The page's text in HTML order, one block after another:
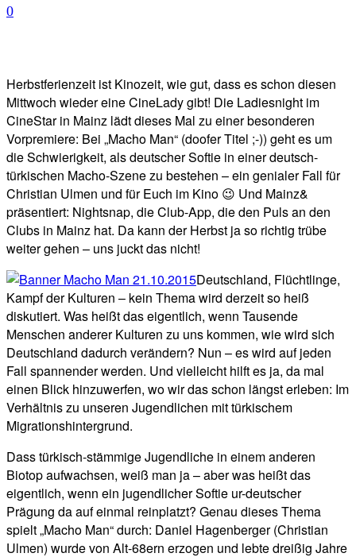
0
Herbstferienzeit ist Kinozeit, wie gut, dass es schon diesen
Mittwoch wieder eine CineLady gibt! Die Ladiesnight im
CineStar in Mainz lädt dieses Mal zu einer besonderen
Vorpremiere: Bei „Macho Man“ (doofer Titel ;-)) geht es um
die Schwierigkeit, als deutscher Softie in einer deutsch-
türkischen Macho-Szene zu bestehen – ein genialer Fall für
Christian Ulmen und für Euch im Kino 😉 Und Mainz&
präsentiert: Nightsnap, die Club-App, die den Puls an den
Clubs in Mainz hat. Da kann der Herbst ja so richtig trübe
weiter gehen – uns juckt das nicht!
Deutschland, Flüchtlinge,
Kampf der Kulturen – kein Thema wird derzeit so heiß
diskutiert. Was heißt das eigentlich, wenn Tausende
Menschen anderer Kulturen zu uns kommen, wie wird sich
Deutschland dadurch verändern? Nun – es wird auf jeden
Fall spannender werden. Und vielleicht hilft es ja, da mal
einen Blick hinzuwerfen, wo wir das schon längst erleben: Im
Verhältnis zu unseren Jugendlichen mit türkischem
Migrationshintergrund.
Dass türkisch-stämmige Jugendliche in einem anderen
Biotop aufwachsen, weiß man ja – aber was heißt das
eigentlich, wenn ein jugendlicher Softie ur-deutscher
Prägung da auf einmal reinplatzt? Genau dieses Thema
spielt „Macho Man“ durch: Daniel Hagenberger (Christian
Ulmen) wurde von Alt-68ern erzogen und lebte dreißig Jahre